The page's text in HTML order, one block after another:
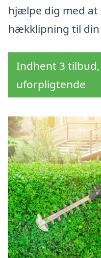
hjælpe dig med
hækklipning til din
Indhent 3
uforpligtende